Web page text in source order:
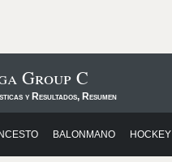
Group C
y Resultados, Resumen
BALONMANO HOCKEY